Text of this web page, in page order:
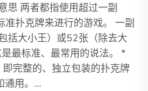
思 两者都指使用超过一副
准扑克牌来进行的游戏。 一副
括大小王）或52张（除去大
最标准、最常用的说法。 *
完整的、独立包装的扑克牌
通用。...